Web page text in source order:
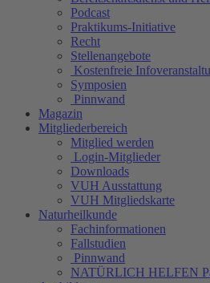
Podcast
Praktikums-Initiative
Recht
Stellenangebote
Kostenfreie
Symposien
Pinnwand
Magazin
Mitgliederbereich
Mitglied werden
Login-Mitglieder
Downloads
VUH Ausstattung
VUH Mitgliedskarte
Naturheilkunde
Fachinformationen
Fallstudien
Pinnwand
NATÜRLICH HELFEN